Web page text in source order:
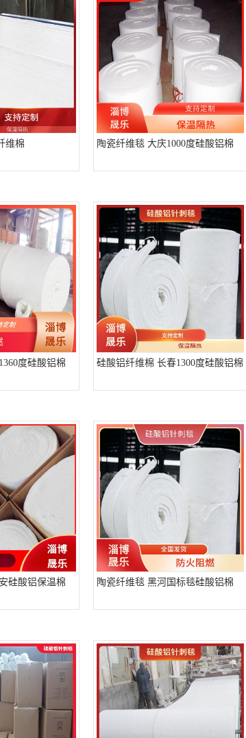
维棉 陶瓷纤维毯 大庆1000度硅酸铝棉
度硅酸铝棉 硅酸铝纤维棉 长春1300度硅酸铝棉
硅酸铝保温棉 陶瓷纤维毯 黑河国标毯硅酸铝棉